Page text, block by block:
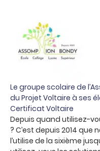
Le groupe scolaire de
du Projet Voltaire à ses
Certificat Voltaire
Depuis quand utilisez-
? C’est depuis 2014 que
l’utilise de la sixième